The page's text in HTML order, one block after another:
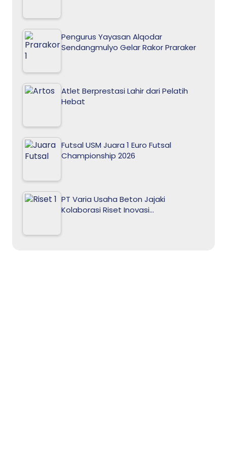
Pengurus Yayasan Alqodar
Sendangmulyo Gelar Rakor Praraker
Atlet Berprestasi Lahir dari Pelatih
Hebat
Futsal USM Juara 1 Euro Futsal
Championship 2026
PT Varia Usaha Beton Jajaki
Kolaborasi Riset Inovasi…